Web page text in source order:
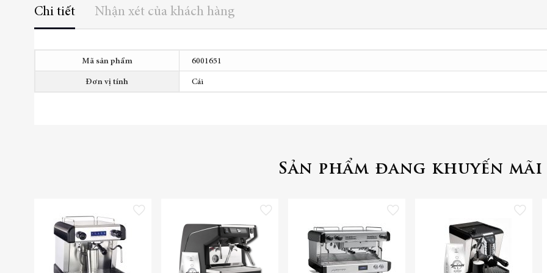
Chi tiết
Mã sản phẩm 6001651
Đơn vị tính Cái
Nhận xét của khách hàng
Sản phẩm đang khuyến mãi
Thêm vào danh sách yêu thích Thêm vào danh sách yêu thích Thêm vào danh sách yêu thích Thêm vào danh